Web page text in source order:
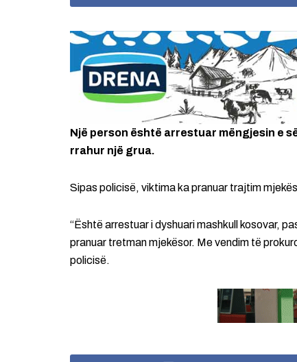
Një person është arrestuar mëngjesin e
rrahur një grua.
Sipas policisë, viktima ka pranuar trajtim
“Është arrestuar i dyshuari mashkull kosovar,
pranuar tretman mjekësor. Me vendim të
policisë.